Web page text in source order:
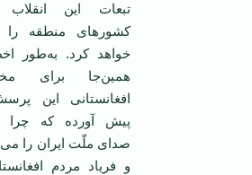
تبعات این
کشورهای منطقه را
خواهد کرد. به‌طور
همین‌جا برای
افغانستانی این
پیش آورده که چرا
صدای ملّت ایران را
و فریاد مردم